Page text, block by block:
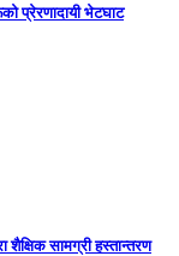
प्रेरणादायी भेटघाट
शैक्षिक सामग्री हस्तान्तरण